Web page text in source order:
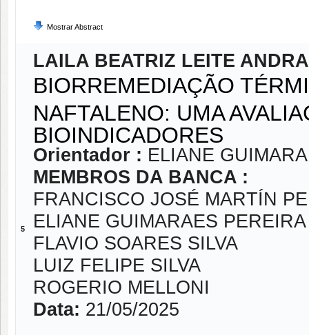
Mostrar Abstract
5
LAILA BEATRIZ LEITE
BIORREMEDIAÇÃO
NAFTALENO: UMA
BIOINDICADORES
Orientador : ELIANE
MEMBROS DA BANCA :
FRANCISCO JOSÉ MARTÍN
ELIANE GUIMARAES
FLAVIO SOARES SILVA
LUIZ FELIPE SILVA
ROGERIO MELLONI
Data: 21/05/2025